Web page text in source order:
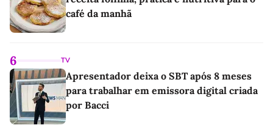
café da manhã
6 TV
Apresentador deixa o SBT após 8 meses
para trabalhar em emissora digital criada
por Bacci